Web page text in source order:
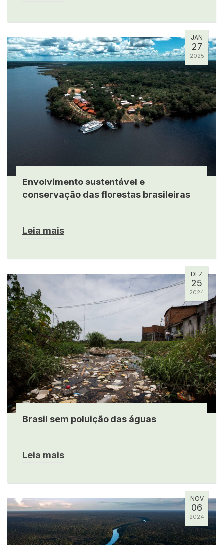
JAN
27
2025
Envolvimento sustentável e
conservação das florestas brasileiras
Leia mais
DEZ
25
2024
Brasil sem poluição das águas
Leia mais
NOV
06
2024